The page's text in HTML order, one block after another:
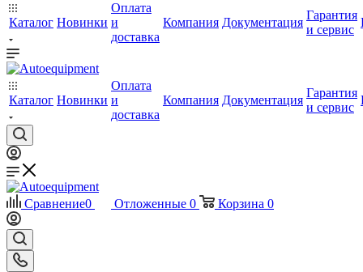
Каталог Новинки
Оплата
и
доставка
Компания Документация
Гарантия
и сервис
Каталог Новинки
Оплата
и
доставка
Компания Документация
Гарантия
и сервис
Сравнение0 Отложенные 0 Корзина 0